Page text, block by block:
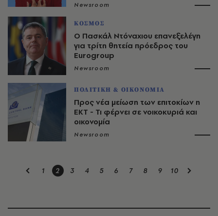
Newsroom
ΚΟΣΜΟΣ
Ο Πασκάλ Ντόναχιου επανεξελέγη
για τρίτη θητεία πρόεδρος του
Eurogroup
Newsroom
ΠΟΛΙΤΙΚΗ & ΟΙΚΟΝΟΜΙΑ
Προς νέα μείωση των επιτοκίων η
ΕΚΤ - Τι φέρνει σε νοικοκυριά και
οικονομία
Newsroom
1 2 3 4 5 6 7 8 9 10